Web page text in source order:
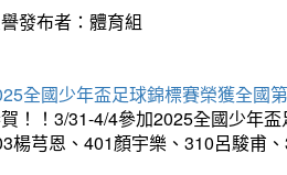
發布者：體育組
全國少年盃足球錦標賽榮獲全國
！！3/31-4/4參加2025全國少年
楊芎恩、401顏宇樂、310呂駿甫